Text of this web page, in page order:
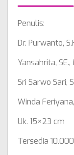
Penulis:
Dr. Purwanto,
Yansahrita, SE.,
Sri Sarwo Sari,
Winda Feriyana,
Uk. 15×23 cm
Tersedia